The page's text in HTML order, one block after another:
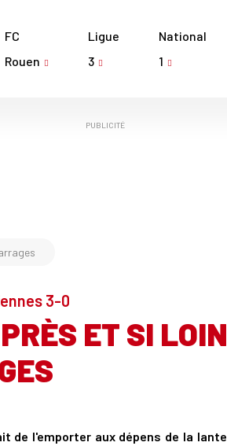
FC
Rouen
Ligue
3
National
1
PUBLICITÉ
3-0
ET SI LOIN
de l'emporter aux dépens de la